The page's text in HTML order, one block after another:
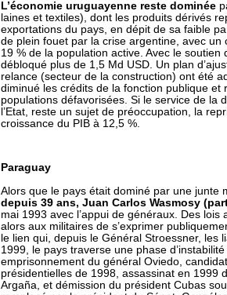
L’économie uruguayenne reste dominée
laines et textiles), dont les produits dérivés
exportations du pays, en dépit de sa faible
de plein fouet par la crise argentine, avec
19 % de la population active. Avec le
débloqué plus de 1,5 Md USD. Un plan
relance (secteur de la construction) ont été
diminué les crédits de la fonction publique et
populations défavorisées. Si le service de la
l’Etat, reste un sujet de préoccupation, la
croissance du PIB à 12,5 %.
Paraguay
Alors que le pays était dominé par une junte
depuis 39 ans, Juan Carlos Wasmosy
mai 1993 avec l’appui de généraux. Des
alors aux militaires de s’exprimer
le lien qui, depuis le Général Stroessner, les
1999, le pays traverse une phase
emprisonnement du général Oviedo,
présidentielles de 1998, assassinat en 1999
Argaña, et démission du président Cubas